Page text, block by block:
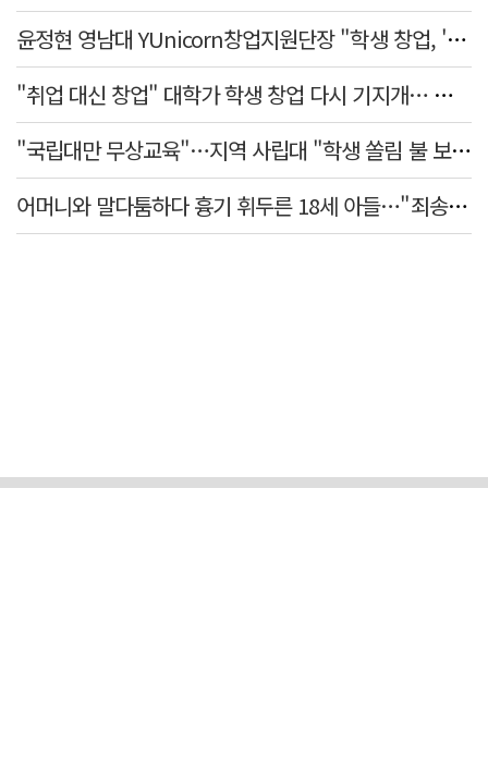
윤정현 영남대 YUnicorn창업지원단장 "학생 창업, '팀 빌딩'이 제일 중요"
"취업 대신 창업" 대학가 학생 창업 다시 기지개… 창업자·기업·매출 동반 성장
"국립대만 무상교육"…지역 사립대 "학생 쏠림 불 보듯"
어머니와 말다툼하다 흉기 휘두른 18세 아들…"죄송하지 않나" 묻자 침묵